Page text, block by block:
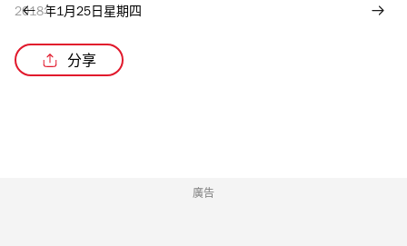
2018年1月25日星期四
分享
廣告